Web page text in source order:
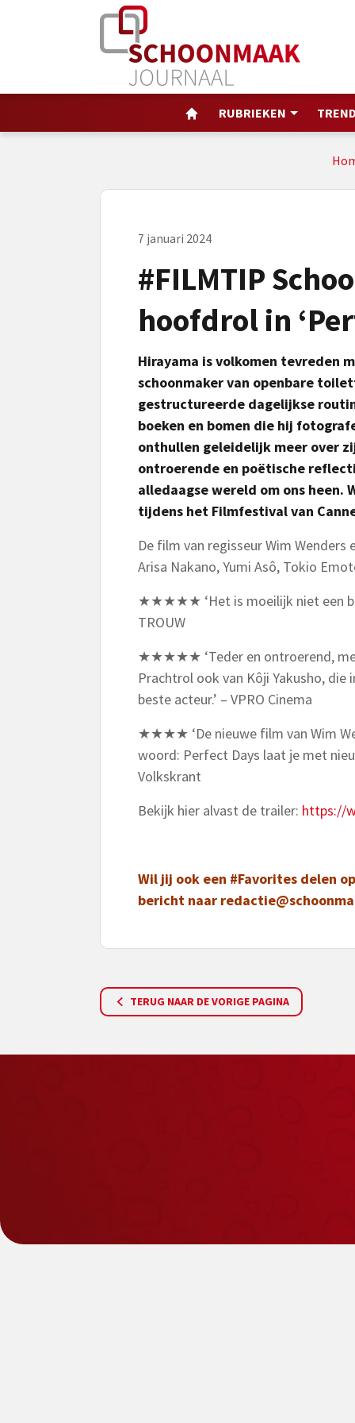
RUBRIEKEN
7 januari 2024
#FILMTIP
hoofdrol in
Hirayama is volkomen tevreden
schoonmaker van openbare
gestructureerde dagelijkse
boeken en bomen die hij
onthullen geleidelijk meer over
ontroerende en poëtische
alledaagse wereld om ons heen.
tijdens het Filmfestival van
De film van regisseur Wim
Arisa Nakano, Yumi Asô, Tokio
★★★★★ ‘Het is moeilijk niet een
TROUW
★★★★★ ‘Teder en ontroerend, met
Prachtrol ook van Kôji Yakusho,
beste acteur.’ – VPRO Cinema
★★★★ ‘De nieuwe film van Wim
woord: Perfect Days laat je met
Volkskrant
Bekijk hier alvast de trailer: https://
Wil jij ook een #Favorites delen
bericht naar
TERUG NAAR DE VORIGE PAGINA